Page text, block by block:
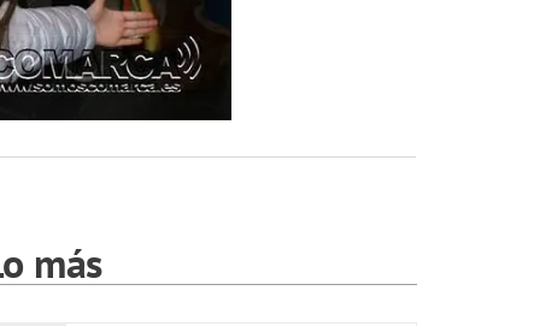
más